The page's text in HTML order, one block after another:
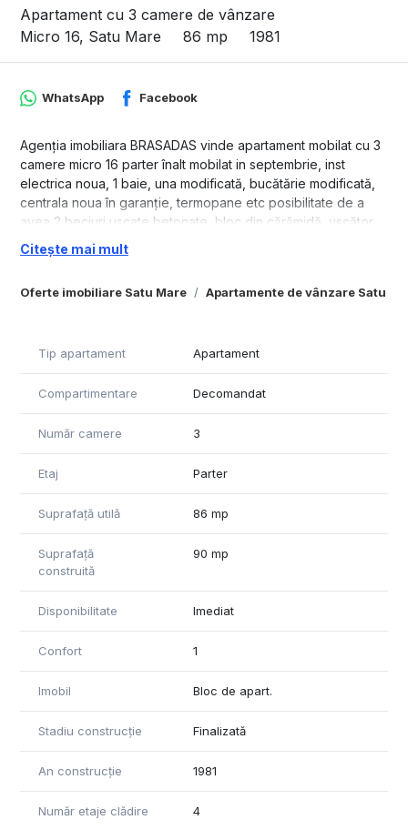
Apartament cu 3 camere de vânzare
Micro 16, Satu Mare
86 mp 1981
Oferte imobiliare Satu Mare Apartamente de vânzare Satu
WhatsApp Facebook
Agenția imobiliara BRASADAS vinde apartament mobilat cu 3
camere micro 16 parter înalt mobilat in septembrie, inst
electrica noua, 1 baie, una modificată, bucătărie modificată,
centrala noua în garanție, termopane etc posibilitate de a
avea 2 beciuri uscate betonate, bloc din cărămidă, uscător
de haine la toate geamurile.
Se accepta și la schimb cu 2 cam plus diferența la schimb in
Www.brasadas.com.
Citește mai mult
Tip apartament Apartament
Compartimentare Decomandat
Număr camere 3
Etaj Parter
Suprafață utilă 86 mp
Suprafață
construită
90 mp
Disponibilitate Imediat
Confort 1
Imobil Bloc de apart.
Stadiu construcție Finalizată
An construcție 1981
Număr etaje clădire 4